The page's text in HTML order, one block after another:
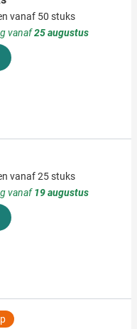
vanaf 50 stuks
vanaf25 augustus
vanaf 25 stuks
vanaf19 augustus